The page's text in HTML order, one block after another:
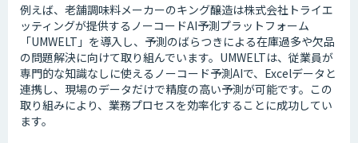
例えば、老舗調味料メーカーのキング醸造は株式会社トライエ
ッティングが提供するノーコードAI予測プラットフォーム
「UMWELT」を導入し、予測のばらつきによる在庫過多や欠品
の問題解決に向けて取り組んでいます。UMWELTは、従業員が
専門的な知識なしに使えるノーコード予測AIで、Excelデータと
連携し、現場のデータだけで精度の高い予測が可能です。この
取り組みにより、業務プロセスを効率化することに成功してい
ます。